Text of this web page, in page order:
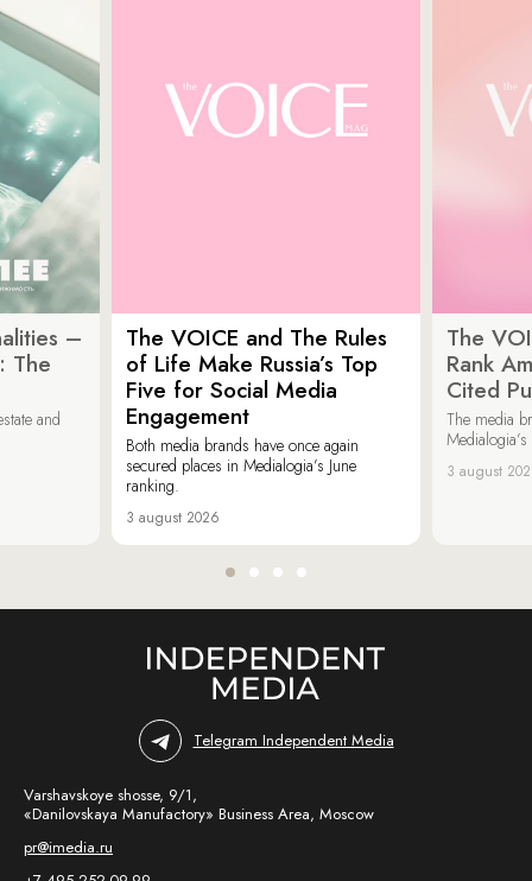
–
The
and
The VOICE and The Rules
of Life Make Russia’s Top
Five for Social Media
Engagement
Both media brands have once again
secured places in Medialogia’s June
ranking.
3 august 2026
The
Rank
Cited
The media
3 august
Telegram Independent Media
Varshavskoye shosse, 9/1,
«Danilovskaya Manufactory» Business Area, Moscow
pr@imedia.ru